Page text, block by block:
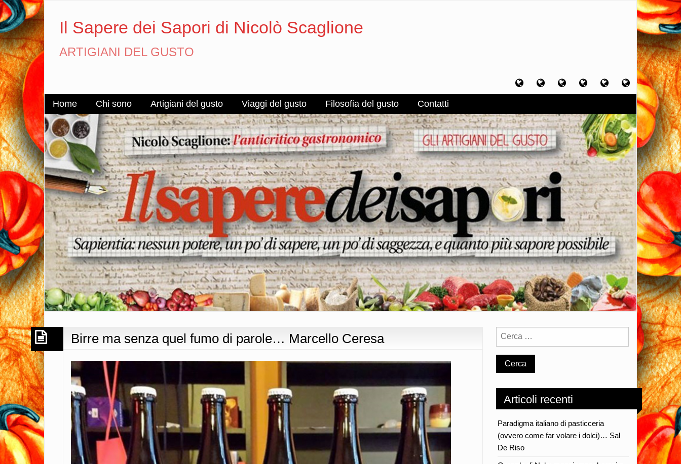
Il Sapere dei Sapori di Nicolò Scaglione
ARTIGIANI DEL GUSTO
Home Chi
sono
Artigiani
del
Viaggi
del
Filosofia
del
Contatti
Home Chi sono Artigiani del gusto Viaggi del gusto Filosofia del gusto Contatti
Birre ma senza quel fumo di parole… Marcello Ceresa
Articoli recenti
Paradigma italiano di pasticceria
(ovvero come far volare i dolci)… Sal
De Riso